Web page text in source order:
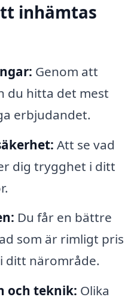
inhämtas
Genom att
du hitta det mest
erbjudandet.
Att se vad
dig trygghet i ditt
Du får en bättre
som är rimligt pris
ditt närområde.
och teknik: Olika